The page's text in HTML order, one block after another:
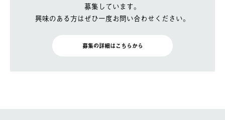
募集しています。
興味のある方はぜひ一度お問い合わせください。
募集の詳細はこちらから